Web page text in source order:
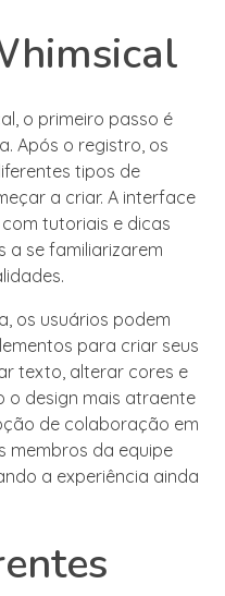
o primeiro passo é
Após o registro, os
tipos de
a criar. A interface
tutoriais e dicas
a se familiarizarem
os usuários podem
para criar seus
texto, alterar cores e
o design mais atraente
de colaboração em
membros da equipe
a experiência ainda